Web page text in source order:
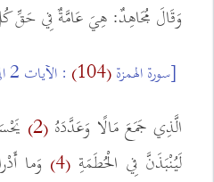
وَقَالَ مُجَاهِدٌ: هِيَ عَامَّةٌ فِي حَقِّ
[سورة الهمزة(104) : الآيات 2 الى 9]
الَّذِي جَمَعَ مَالًا وَعَدَّدَهُ(2)
لَيُنْبَذَنَّ فِي الْحُطَمَةِ(4) وَما